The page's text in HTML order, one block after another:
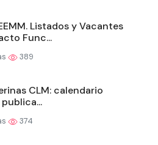
Listados y Vacantes
Func...
389
CLM: calendario
374